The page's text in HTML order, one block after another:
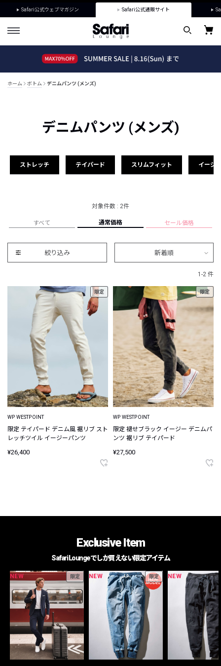
Safari公式ウェブマガジン Safari公式通販サイト
ホーム ボトム デニムパンツ (メンズ)
デニムパンツ (メンズ)
ストレッチ テイパード スリムフィット イージ
対象件数 : 2件
すべて 通常価格 セール価格
絞り込み 新着順
1-2 件
限定
WP WESTPOINT
限定 テイパード デニム風 裾リブ スト
レッチツイル イージーパンツ
¥26,400
限定
WP WESTPOINT
限定 褪せブラック イージー デニムパ
ンツ 裾リブ テイパード
¥27,500
Exclusive Item
Safari Loungeでしか買えない限定アイテム
NEW 限定 NEW 限定 NEW